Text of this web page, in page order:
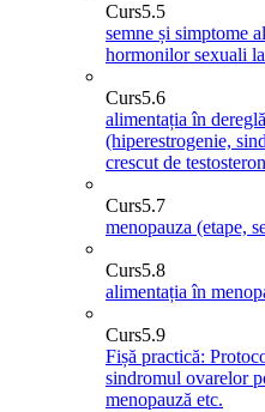
Curs5.5
semne și simptome
hormonilor sexuali
Curs5.6
alimentația în
(hiperestrogenie,
crescut de
Curs5.7
menopauza (etape,
Curs5.8
alimentația în
Curs5.9
Fișă practică:
sindromul ovarelor
menopauză etc.